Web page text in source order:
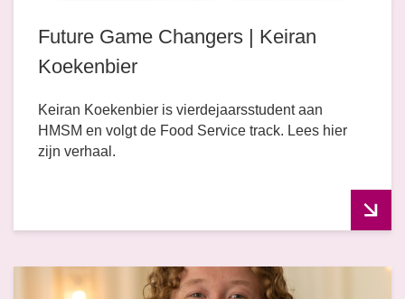
Future Game Changers | Keiran
Koekenbier
Keiran Koekenbier is vierdejaarsstudent aan
HMSM en volgt de Food Service track. Lees hier
zijn verhaal.